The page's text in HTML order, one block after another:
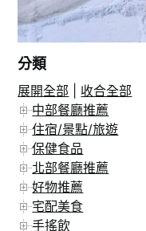
分類
展開全部
收合全部
中部餐廳推薦
住宿/景點/旅遊
保健食品
北部餐廳推薦
好物推薦
宅配美食
手搖飲